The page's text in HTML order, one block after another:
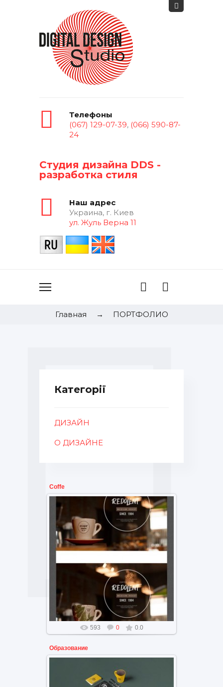
Телефоны
(067) 129-07-39, (066) 590-87-
24
Студия дизайна DDS -
разработка стиля
Наш адрес
Украина, г. Киев
ул. Жуль Верна 11
Главная → ПОРТФОЛИО
Категорії
ДИЗАЙН
О ДИЗАЙНЕ
Coffe
на чашке, заставка, постер.
593 0 0.0
Образование